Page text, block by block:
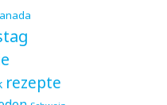
rezepte